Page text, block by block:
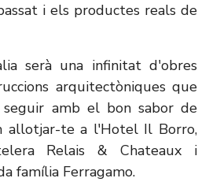
i els productes reals de
serà una infinitat d'obres
arquitectòniques que
seguir amb el bon sabor de
allotjar-te a l'Hotel Il Borro,
Relais & Chateaux i
família Ferragamo.